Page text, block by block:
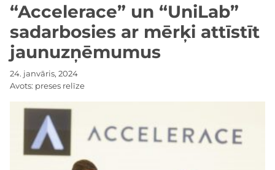
“Accelerace” un “UniLab”
sadarbosies ar mērķi attīstīt
jaunuzņēmumus
24. janvāris, 2024
Avots: preses relīze